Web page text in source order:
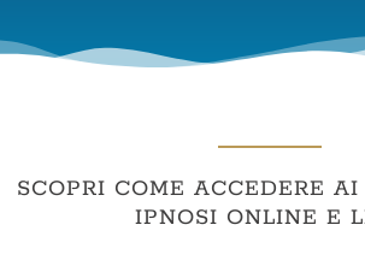
SCOPRI COME ACCEDERE
IPNOSI ONLINE E